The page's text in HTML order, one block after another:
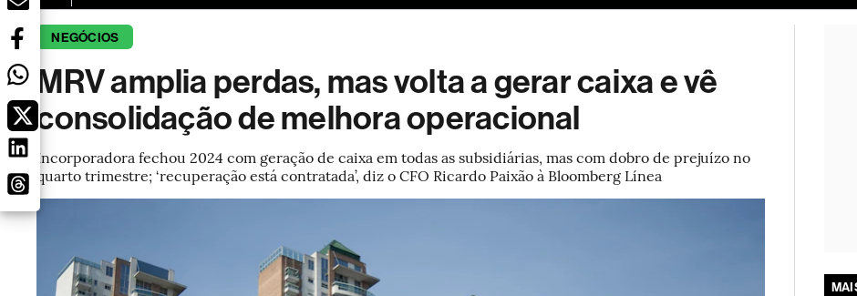
NEGÓCIOS
MRV amplia perdas, mas volta a gerar caixa e vê
consolidação de melhora operacional
Incorporadora fechou 2024 com geração de caixa em todas as subsidiárias, mas com dobro de prejuízo no
quarto trimestre; ‘recuperação está contratada’, diz o CFO Ricardo Paixão à Bloomberg Línea